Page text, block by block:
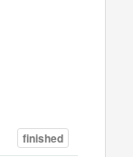
finished